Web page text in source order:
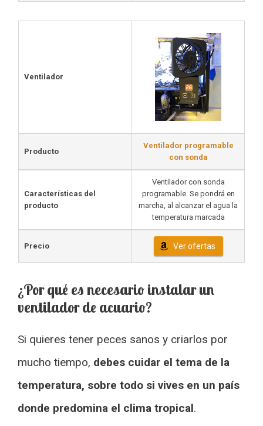
Ventilador
Producto
Ventilador programable
con sonda
Características del
producto
Ventilador con sonda
programable. Se pondrá en
marcha, al alcanzar el agua la
temperatura marcada
Precio Ver ofertas
¿Por qué es necesario instalar un
ventilador de acuario?
Si quieres tener peces sanos y criarlos por
mucho tiempo, debes cuidar el tema de la
temperatura, sobre todo si vives en un país
donde predomina el clima tropical.